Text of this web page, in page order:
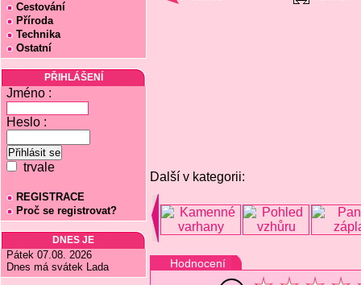
Cestování
Příroda
Technika
Ostatní
PŘIHLÁŠENÍ
Jméno :
Heslo :
trvale
REGISTRACE
Proč se registrovat?
DNES JE
Pátek 07.08. 2026
Dnes má svátek Lada
Další v kategorii:
Hodnocení